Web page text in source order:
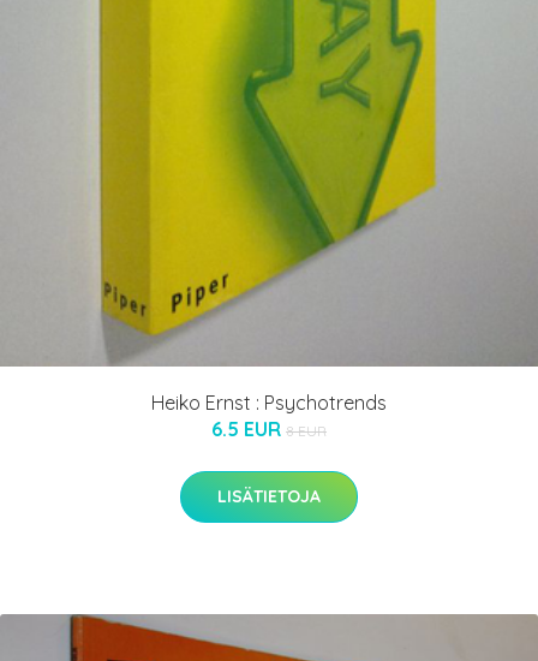
Heiko Ernst : Psychotrends
6.5 EUR 8 EUR
LISÄTIETOJA